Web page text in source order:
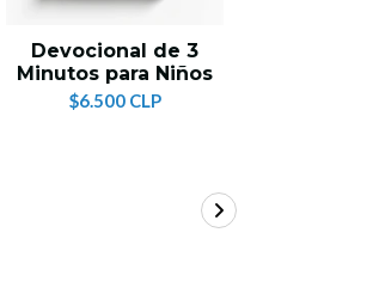
Devocional de 3
Minutos para Niños
$6.500 CLP